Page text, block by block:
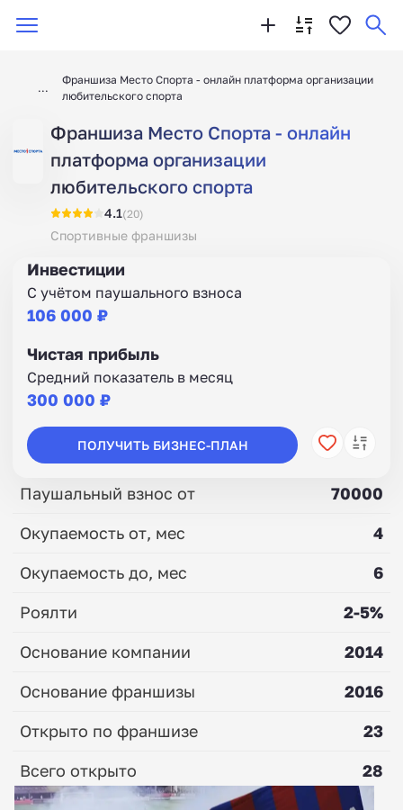
Франшиза Место Спорта - онлайн платформа организации
любительского спорта
Франшиза Место Спорта - онлайн
платформа организации
любительского спорта
4.1(20)
Спортивные франшизы
Инвестиции
С учётом паушального взноса
106 000 ₽
Чистая прибыль
Средний показатель в месяц
300 000 ₽
ПОЛУЧИТЬ БИЗНЕС-ПЛАН
Паушальный взнос от
70000
Окупаемость от, мес
4
Окупаемость до, мес
6
Роялти
2-5%
Основание компании
2014
Основание франшизы
2016
Открыто по франшизе
23
Всего открыто
28